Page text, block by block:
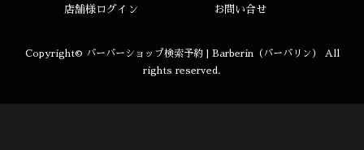
店舗様ログイン お問い合せ
Copyright© バーバーショップ検索予約 | Barberin（バーバリン）
All
rights reserved.